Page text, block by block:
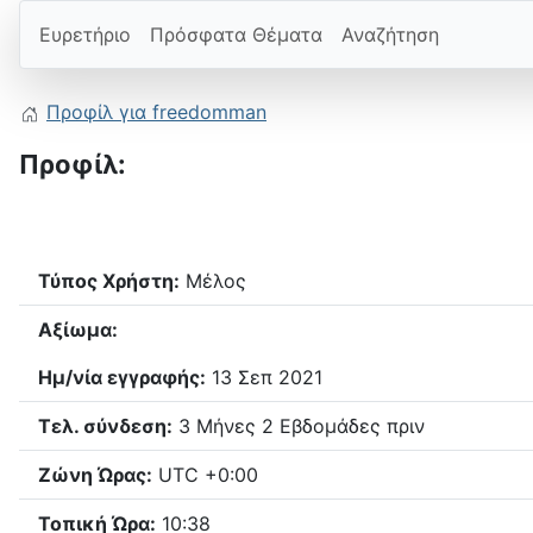
Ευρετήριο Πρόσφατα Θέματα Αναζήτηση
Προφίλ για freedomman
Προφίλ:
Τύπος Χρήστη: Μέλος
Αξίωμα:
Ημ/νία εγγραφής: 13 Σεπ 2021
Τελ. σύνδεση: 3 Μήνες 2 Εβδομάδες πριν
Ζώνη Ώρας: UTC +0:00
Τοπική Ώρα: 10:38